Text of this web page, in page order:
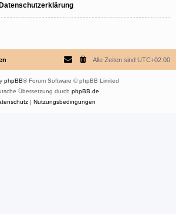
Alle Zeiten sind UTC+02:00
phpBB® Forum Software © phpBB Limited
Übersetzung durch phpBB.de
| Nutzungsbedingungen